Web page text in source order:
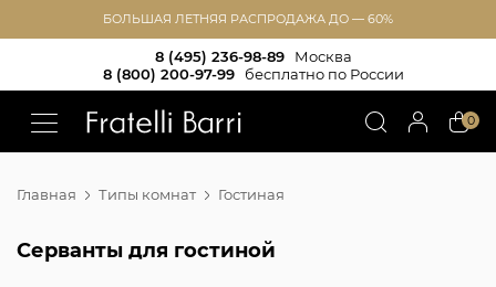
БОЛЬШАЯ ЛЕТНЯЯ РАСПРОДАЖА ДО — 60%
8 (495) 236-98-89
Москва
8 (800) 200-97-99
бесплатно по России
0
Главная Типы комнат Гостиная
Серванты для гостиной